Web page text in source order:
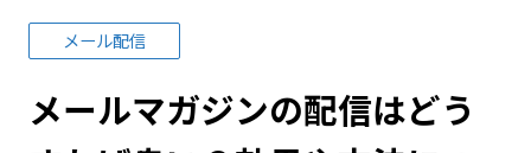
メール配信
メールマガジンの配信はどう